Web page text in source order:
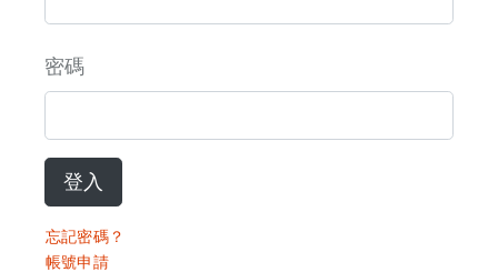
密碼
登入
忘記密碼？
帳號申請